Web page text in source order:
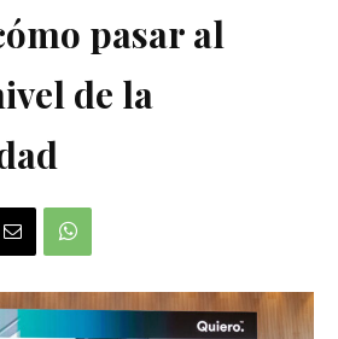
pasar al
de la